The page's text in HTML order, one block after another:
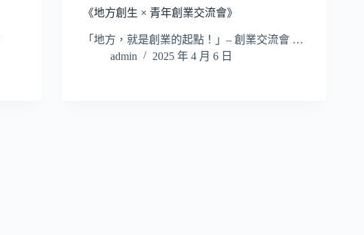
《地方創生 × 青年創業交流會》
「地方，就是創業的起點！」– 創業交流會 …
admin
2025 年 4 月 6 日